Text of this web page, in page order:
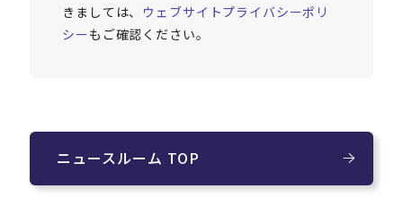
きましては、 ウェブサイトプライバシーポリ
シーもご確認ください。
ニュースルーム TOP